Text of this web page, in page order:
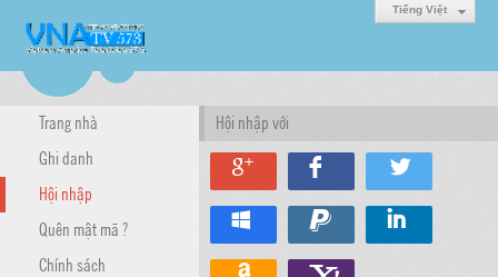
Tiếng Việt
Hội nhập với
Trang nhà
Ghi danh
Hội nhập
Quên mật mã ?
Chính sách